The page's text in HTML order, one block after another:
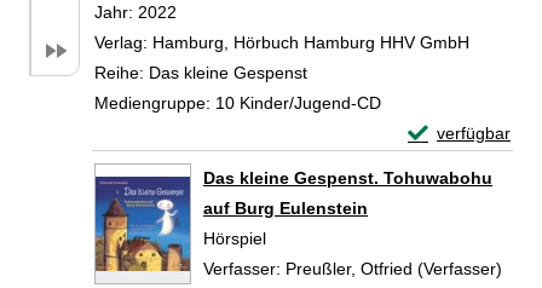
Jahr: 2022
Verlag: Hamburg, Hörbuch Hamburg HHV GmbH
Reihe: Das kleine Gespenst
Mediengruppe: 10 Kinder/Jugend-CD
verfügbar
Exemplar-
Das kleine Gespenst. Tohuwabohu
auf Burg Eulenstein
Hörspiel
Verfasser: Preußler, Otfried (Verfasser)